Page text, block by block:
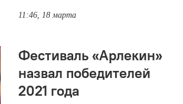
11:46, 18 марта
Фестиваль «Арлекин»
назвал победителей
2021 года